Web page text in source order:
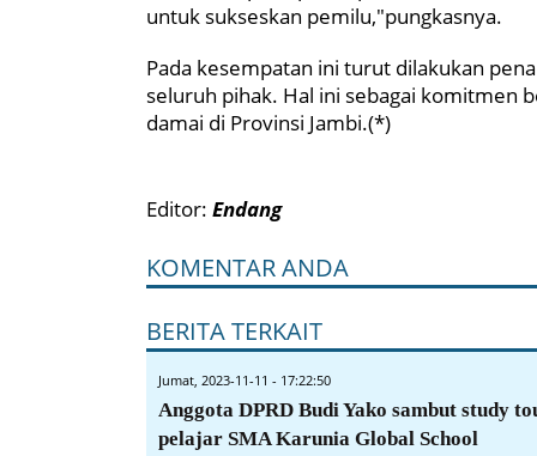
untuk sukseskan pemilu,"pungkasnya.
Pada kesempatan ini turut dilakukan
seluruh pihak. Hal ini sebagai komitmen
damai di Provinsi Jambi.(*)
Editor: Endang
KOMENTAR ANDA
BERITA TERKAIT
Jumat, 2023-11-11 - 17:22:50
Anggota DPRD Budi Yako sambut study
pelajar SMA Karunia Global School